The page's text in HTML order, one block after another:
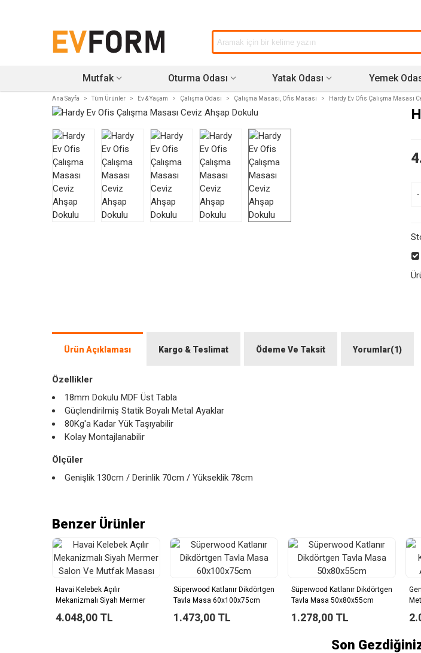
Mutfak Oturma Odası Yatak Odası Yemek
Ana Sayfa > Tüm Ürünler > Ev & Yaşam > Çalışma Odası > Çalışma Masası, Ofis Masası > Hardy Ev Ofis Çalışma Masası
-
Ürün Açıklaması Kargo & Teslimat Ödeme Ve Taksit Yorumlar(1)
Özellikler
18mm Dokulu MDF Üst Tabla
Güçlendirilmiş Statik Boyalı Metal Ayaklar
80Kg'a Kadar Yük Taşıyabilir
Kolay Montajlanabilir
Ölçüler
Genişlik 130cm / Derinlik 70cm / Yükseklik 78cm
Benzer Ürünler
Havai Kelebek Açılır
Mekanizmalı Siyah Mermer
4.048,00 TL
Süperwood Katlanır Dikdörtgen
Tavla Masa 60x100x75cm
1.473,00 TL
Süperwood Katlanır Dikdörtgen
Tavla Masa 50x80x55cm
1.278,00 TL
Son